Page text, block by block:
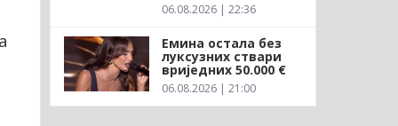
06.08.2026 | 22:36
Емина остала без
луксузних ствари
вриједних 50.000 €
06.08.2026 | 21:00